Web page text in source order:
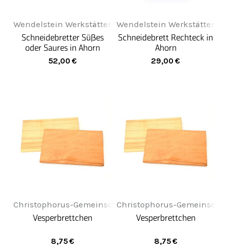
Wendelstein Werkstätten
Schneidebretter Süßes
oder Saures in Ahorn
52,00 €
Wendelstein Werkstätten
Schneidebrett Rechteck in
Ahorn
29,00 €
Christophorus-Gemeinschaft
Vesperbrettchen
8,75€
Christophorus-
Vesperbrettchen
8,75€